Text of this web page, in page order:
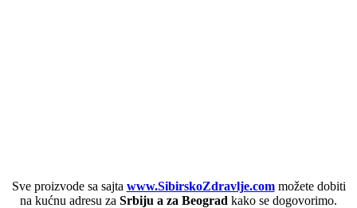
Sve proizvode sa sajta www.SibirskoZdravlje.commožete dobiti
na kućnu adresu za Srbiju a za Beograd kako se dogovorimo.